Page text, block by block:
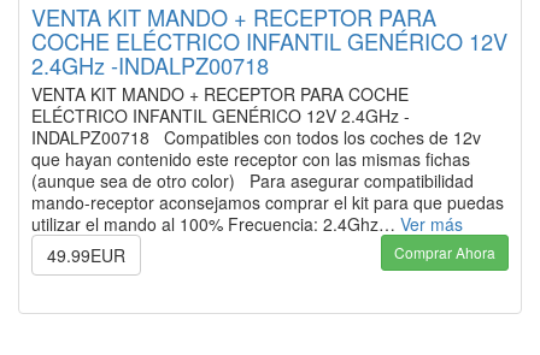
VENTA KIT MANDO + RECEPTOR PARA
COCHE ELÉCTRICO INFANTIL GENÉRICO 12V
2.4GHz -INDALPZ00718
VENTA KIT MANDO + RECEPTOR PARA COCHE
ELÉCTRICO INFANTIL GENÉRICO 12V 2.4GHz -
INDALPZ00718 Compatibles con todos los coches de 12v
que hayan contenido este receptor con las mismas fichas
(aunque sea de otro color) Para asegurar compatibilidad
mando-receptor aconsejamos comprar el kit para que puedas
utilizar el mando al 100% Frecuencia: 2.4Ghz… Ver más
49.99EUR
Comprar Ahora